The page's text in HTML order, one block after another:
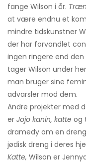
fange Wilson i år.
at være endnu et
mindre tidskunstner
der har forvandlet
ingen ringere end
tager Wilson under
man bruger sine
advarsler mod dem.
Andre projekter med
er Jojo kanin, katte og
dramedy om en
jødisk dreng i deres
Katte, Wilson er